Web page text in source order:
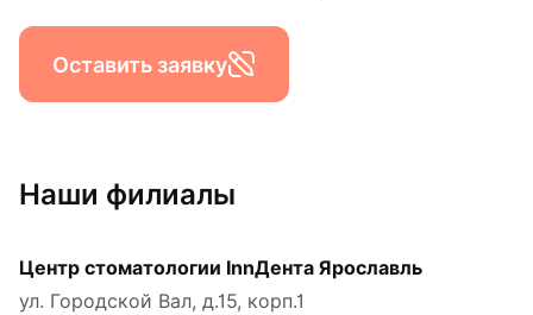
Оставить заявку
Наши филиалы
Центр стоматологии InnДента Ярославль
ул. Городской Вал, д.15, корп.1